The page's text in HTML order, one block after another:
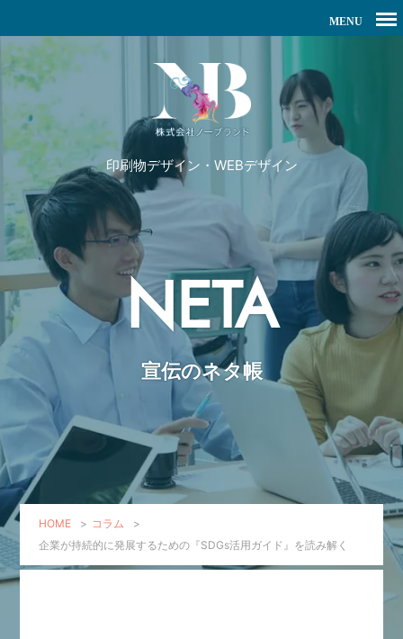
印刷物デザイン・WEBデザイン
NETA
宣伝のネタ帳
HOME > コラム
>
企業が持続的に発展するための『SDGs活用ガイド』を読み解く